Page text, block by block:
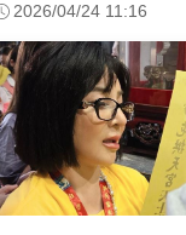
2026/04/24 11:16